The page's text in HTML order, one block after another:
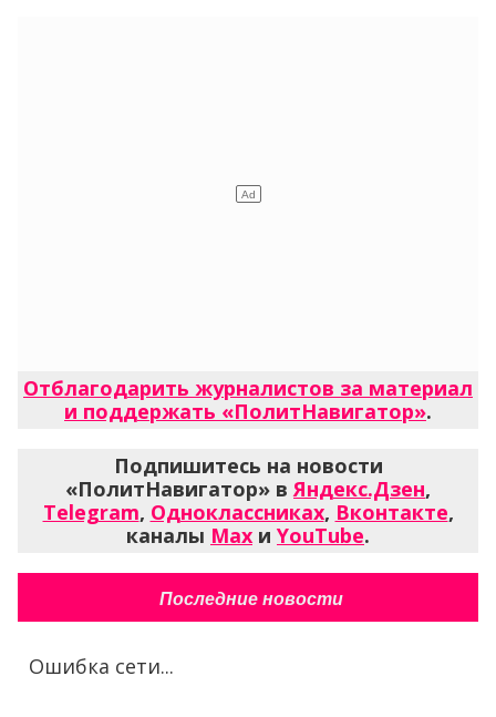
Отблагодарить журналистов за материал
и поддержать «ПолитНавигатор».
Подпишитесь на новости
«ПолитНавигатор» вЯндекс.Дзен,
Telegram, Одноклассниках, Вконтакте,
каналы Max и YouTube.
Последние новости
Ошибка сети...